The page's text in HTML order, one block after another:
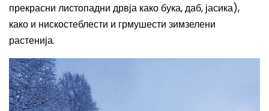
прекрасни листопадни дрвја како бука, даб, јасика),
како и нискостеблести и грмушести зимзелени
растенија.